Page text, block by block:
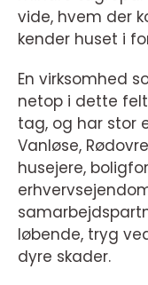
vide, hvem der
kender huset i
En virksomhed
netop i dette
tag, og har stor
Vanløse,
husejere,
løbende, tryg
dyre skader.